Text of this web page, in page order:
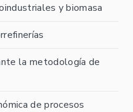
y biomasa
la metodología de
de procesos